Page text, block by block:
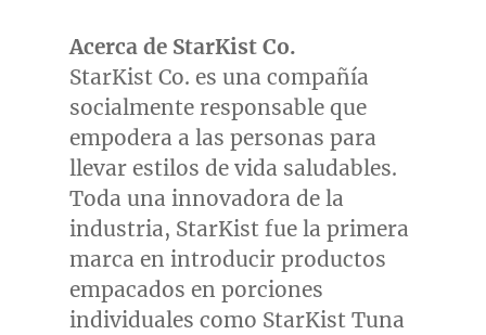
Acerca de StarKist Co.
StarKist Co. es una compañía
socialmente responsable que
empodera a las personas para
llevar estilos de vida saludables.
Toda una innovadora de la
industria, StarKist fue la primera
marca en introducir productos
empacados en porciones
individuales como StarKist Tuna